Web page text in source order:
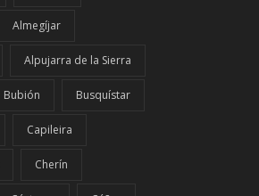
Almegíjar
Alpujarra de la Sierra
Bubión Busquístar
Capileira
Cherín